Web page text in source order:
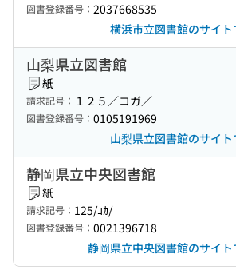
図書登録番号： 2037668535
横浜市立図書館のサイ
山梨県立図書館
紙
請求記号： １２５／コガ／
図書登録番号： 0105191969
山梨県立図書館のサイ
静岡県立中央図書館
紙
請求記号： 125/ｺｶ/
図書登録番号： 0021396718
静岡県立中央図書館のサイ